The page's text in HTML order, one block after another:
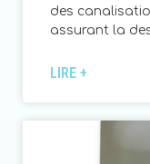
des
assurant la
LIRE +